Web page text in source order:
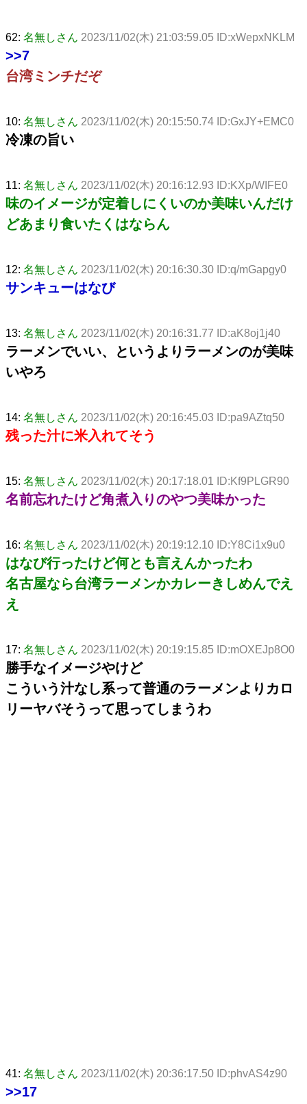
62: 名無しさん 2023/11/02(木) 21:03:59.05 ID:xWepxNKLM
>>7
台湾ミンチだぞ
10: 名無しさん 2023/11/02(木) 20:15:50.74 ID:GxJY+EMC0
冷凍の旨い
11: 名無しさん 2023/11/02(木) 20:16:12.93 ID:KXp/WIFE0
味のイメージが定着しにくいのか美味いんだけ
どあまり食いたくはならん
12: 名無しさん 2023/11/02(木) 20:16:30.30 ID:q/mGapgy0
サンキューはなび
13: 名無しさん 2023/11/02(木) 20:16:31.77 ID:aK8oj1j40
ラーメンでいい、というよりラーメンのが美味
いやろ
14: 名無しさん 2023/11/02(木) 20:16:45.03 ID:pa9AZtq50
残った汁に米入れてそう
15: 名無しさん 2023/11/02(木) 20:17:18.01 ID:Kf9PLGR90
名前忘れたけど角煮入りのやつ美味かった
16: 名無しさん 2023/11/02(木) 20:19:12.10 ID:Y8Ci1x9u0
はなび行ったけど何とも言えんかったわ
名古屋なら台湾ラーメンかカレーきしめんでえ
え
17: 名無しさん 2023/11/02(木) 20:19:15.85 ID:mOXEJp8O0
勝手なイメージやけど
こういう汁なし系って普通のラーメンよりカロ
リーヤバそうって思ってしまうわ
41: 名無しさん 2023/11/02(木) 20:36:17.50 ID:phvAS4z90
>>17